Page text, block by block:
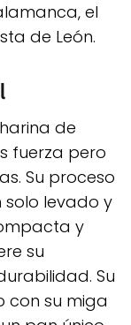
el
de León.
de
fuerza pero
Su proceso
solo levado y
y
su
Su
con su miga